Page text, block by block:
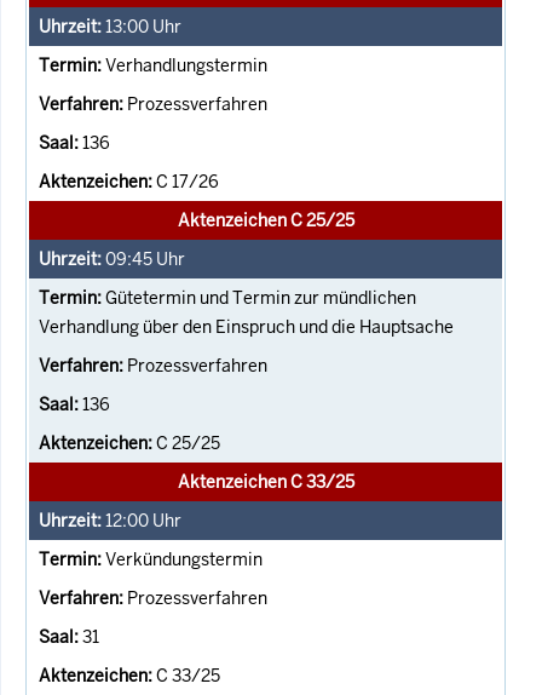
13:00 Uhr
Verhandlungstermin
Prozessverfahren
136
C 17/26
Aktenzeichen C 25/25
09:45 Uhr
Gütetermin und Termin zur mündlichen
Verhandlung über den Einspruch und die Hauptsache
Prozessverfahren
136
C 25/25
Aktenzeichen C 33/25
12:00 Uhr
Verkündungstermin
Prozessverfahren
31
C 33/25